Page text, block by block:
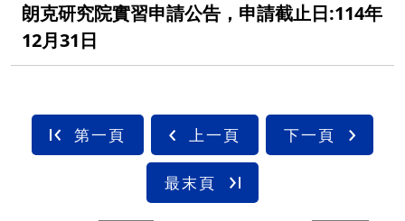
朗克研究院實習申請公告，申請截止日:114年
12月31日
第一頁 上一頁 下一頁
最末頁